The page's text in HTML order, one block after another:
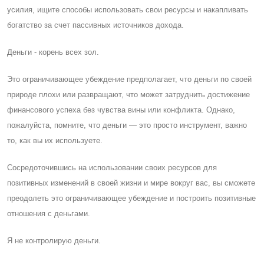
усилия, ищите способы использовать свои ресурсы и накапливать
богатство за счет пассивных источников дохода.
Деньги - корень всех зол.
Это ограничивающее убеждение предполагает, что деньги по своей
природе плохи или развращают, что может затруднить достижение
финансового успеха без чувства вины или конфликта. Однако,
пожалуйста, помните, что деньги — это просто инструмент, важно
то, как вы их используете.
Cосредоточившись на использовании своих ресурсов для
позитивных изменений в своей жизни и мире вокруг вас, вы сможете
преодолеть это ограничивающее убеждение и построить позитивные
отношения с деньгами.
Я не контролирую деньги.